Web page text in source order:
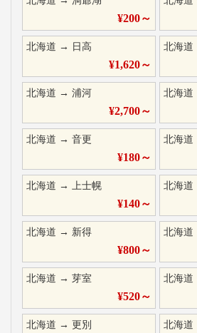
¥200～
北海道 → 日高
¥1,620～
北海道
北海道 → 浦河
¥2,700～
北海道
北海道 → 音更
¥180～
北海道
北海道 → 上士幌
¥140～
北海道
北海道 → 新得
¥800～
北海道
北海道 → 芽室
¥520～
北海道
北海道 → 更別 北海道